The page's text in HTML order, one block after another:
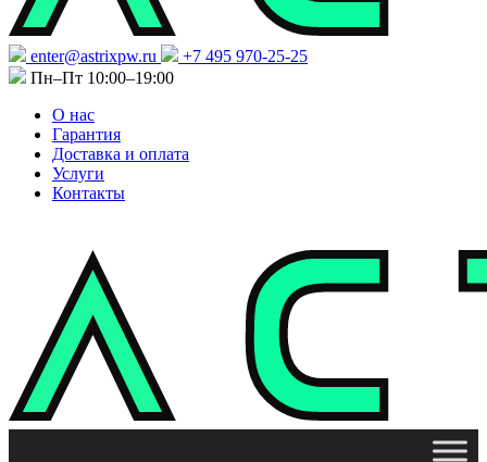
enter@astrixpw.ru
+7 495 970-25-25
Пн–Пт 10:00–19:00
О нас
Гарантия
Доставка и оплата
Услуги
Контакты